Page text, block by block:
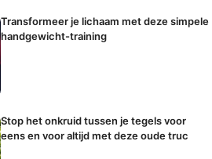
Transformeer je lichaam met deze simpele
handgewicht-training
Stop het onkruid tussen je tegels voor
eens en voor altijd met deze oude truc